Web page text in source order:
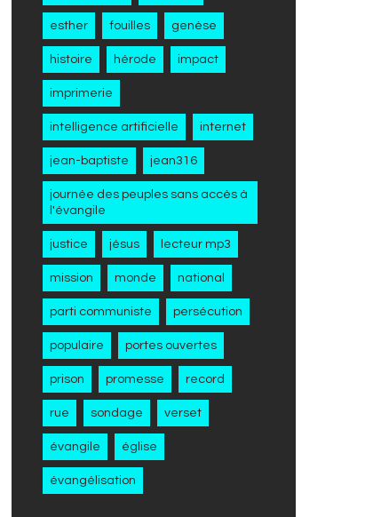
esther fouilles genèse
histoire hérode impact
imprimerie
intelligence artificielle internet
jean-baptiste jean316
journée des peuples sans accès à
l'évangile
justice jésus lecteur mp3
mission monde national
parti communiste persécution
populaire portes ouvertes
prison promesse record
rue sondage verset
évangile église
évangélisation